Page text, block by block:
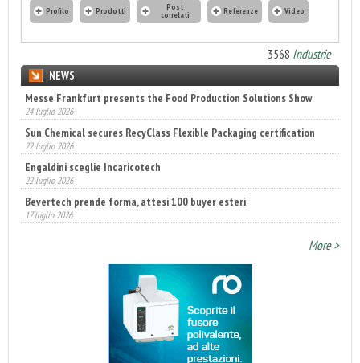
Profilo Prodotti Post
correlati Referenze Video
3568 Industrie
NEWS
Messe Frankfurt presents the Food Production Solutions Show
24 luglio 2026
Sun Chemical secures RecyClass Flexible Packaging certification
22 luglio 2026
Engaldini sceglie Incaricotech
22 luglio 2026
Bevertech prende forma, attesi 100 buyer esteri
17 luglio 2026
More >